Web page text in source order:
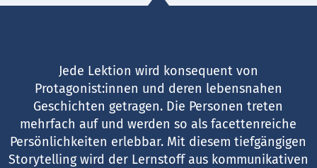
Jede Lektion wird konsequent von
Protagonist:innen und deren lebensnahen
Geschichten getragen. Die Personen treten
mehrfach auf und werden so als facettenreiche
Persönlichkeiten erlebbar. Mit diesem tiefgängigen
Storytelling wird der Lernstoff aus kommunikativen